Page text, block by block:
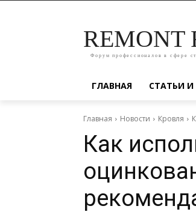
REMONT
Форум профессионалов в сфере
ГЛАВНАЯ СТАТЬИ
Главная Новости Кровля
Как